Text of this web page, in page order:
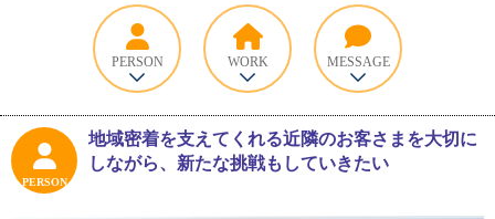
PERSON WORK MESSAGE
PERSON
地域密着を支えてくれる近隣のお客さまを大切に
しながら、新たな挑戦もしていきたい